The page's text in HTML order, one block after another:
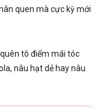
quen mà cực kỳ mới
tô điểm mái tóc
nâu hạt dẻ hay nâu